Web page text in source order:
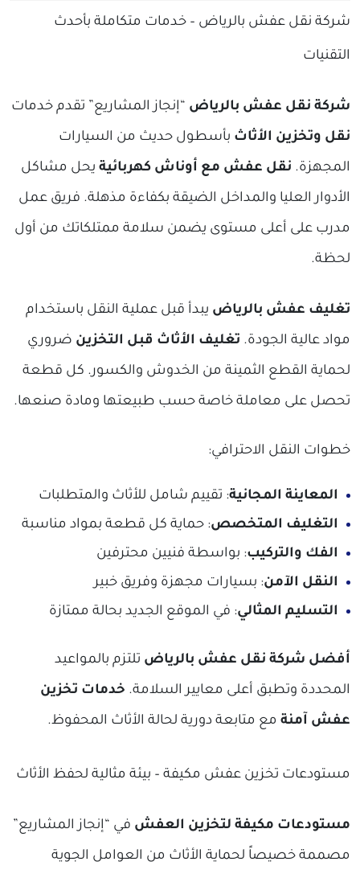
شركة نقل عفش بالرياض – خدمات متكاملة بأحدث
التقنيات
شركة نقل عفش بالرياض “إنجاز المشاريع” تقدم خدمات
نقل وتخزين الأثاث بأسطول حديث من السيارات
المجهزة. نقل عفش مع أوناش كهربائية يحل مشاكل
الأدوار العليا والمداخل الضيقة بكفاءة مذهلة. فريق عمل
مدرب على أعلى مستوى يضمن سلامة ممتلكاتك من أول
لحظة.
تغليف عفش بالرياض يبدأ قبل عملية النقل باستخدام
مواد عالية الجودة. تغليف الأثاث قبل التخزين ضروري
لحماية القطع الثمينة من الخدوش والكسور. كل قطعة
تحصل على معاملة خاصة حسب طبيعتها ومادة صنعها.
خطوات النقل الاحترافي:
المعاينة المجانية: تقييم شامل للأثاث والمتطلبات
التغليف المتخصص: حماية كل قطعة بمواد مناسبة
الفك والتركيب: بواسطة فنيين محترفين
النقل الآمن: بسيارات مجهزة وفريق خبير
التسليم المثالي: في الموقع الجديد بحالة ممتازة
أفضل شركة نقل عفش بالرياض تلتزم بالمواعيد
المحددة وتطبق أعلى معايير السلامة. خدمات تخزين
عفش آمنة مع متابعة دورية لحالة الأثاث المحفوظ.
مستودعات تخزين عفش مكيفة – بيئة مثالية لحفظ الأثاث
مستودعات مكيفة لتخزين العفش في “إنجاز المشاريع”
مصممة خصيصاً لحماية الأثاث من العوامل الجوية